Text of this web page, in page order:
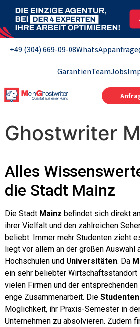
+49 (304) 669-09-08WhatsApp
GarantienTeamJobs
Ghostwriter
Alles
die Stadt Mainz
Die Stadt Mainz befindet sich direkt
ihrer Vielfalt und den zahlreichen
beliebt. Immer mehr Studenten zieht
liegt vor allem an der großen Auswahl
Hochschulen und Universitäten. Da
ein sehr beliebter
vielen Firmen und der
enge Zusammenarbeit. Die Studenten
Möglichkeit, ihr Praxis-Semester in
Unternehmen zu absolvieren. Zudem